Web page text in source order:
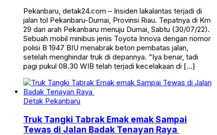
Pekanbaru, detak24.com – Insiden lakalantas terjadi di
jalan tol Pekanbaru-Dumai, Provinsi Riau. Tepatnya di Km
29 dari arah Pekanbaru menuju Dumai, Sabtu (30/07/22).
Sebuah mobil minibus jenis Toyota Innova dengan nomor
polisi B 1947 BIU menabrak beton pembatas jalan,
setelah menghindar truk di depannya. “Iya benar, tadi
pagi pukul 08.30 WIB telah terjadi kecelakaan di […]
Detak Pekanbaru
Truk Tangki Tabrak Emak emak Sampai
Tewas di Jalan Badak Tenayan Raya